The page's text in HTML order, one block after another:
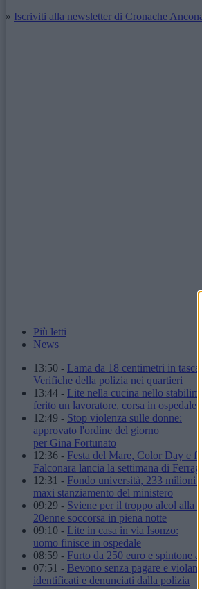
» Iscriviti alla newsletter di Cronache
Più letti
News
13:50 - Lama da 18 centimetri in tasca:
Verifiche della polizia nei quartieri
13:44 - Lite nella cucina nello
ferito un lavoratore, corsa in ospedale
12:49 - Stop violenza sulle donne:
approvato l'ordine del giorno
per Gina Fortunato
12:36 - Festa del Mare, Color Day e
Falconara lancia la settimana di
12:31 - Fondo università, 233 milioni
maxi stanziamento del ministero
09:29 - Sviene per il troppo alcol alla
20enne soccorsa in piena notte
09:10 - Lite in casa in via Isonzo:
uomo finisce in ospedale
08:59 - Furto da 250 euro e spintone
07:51 - Bevono senza pagare e
identificati e denunciati dalla polizia